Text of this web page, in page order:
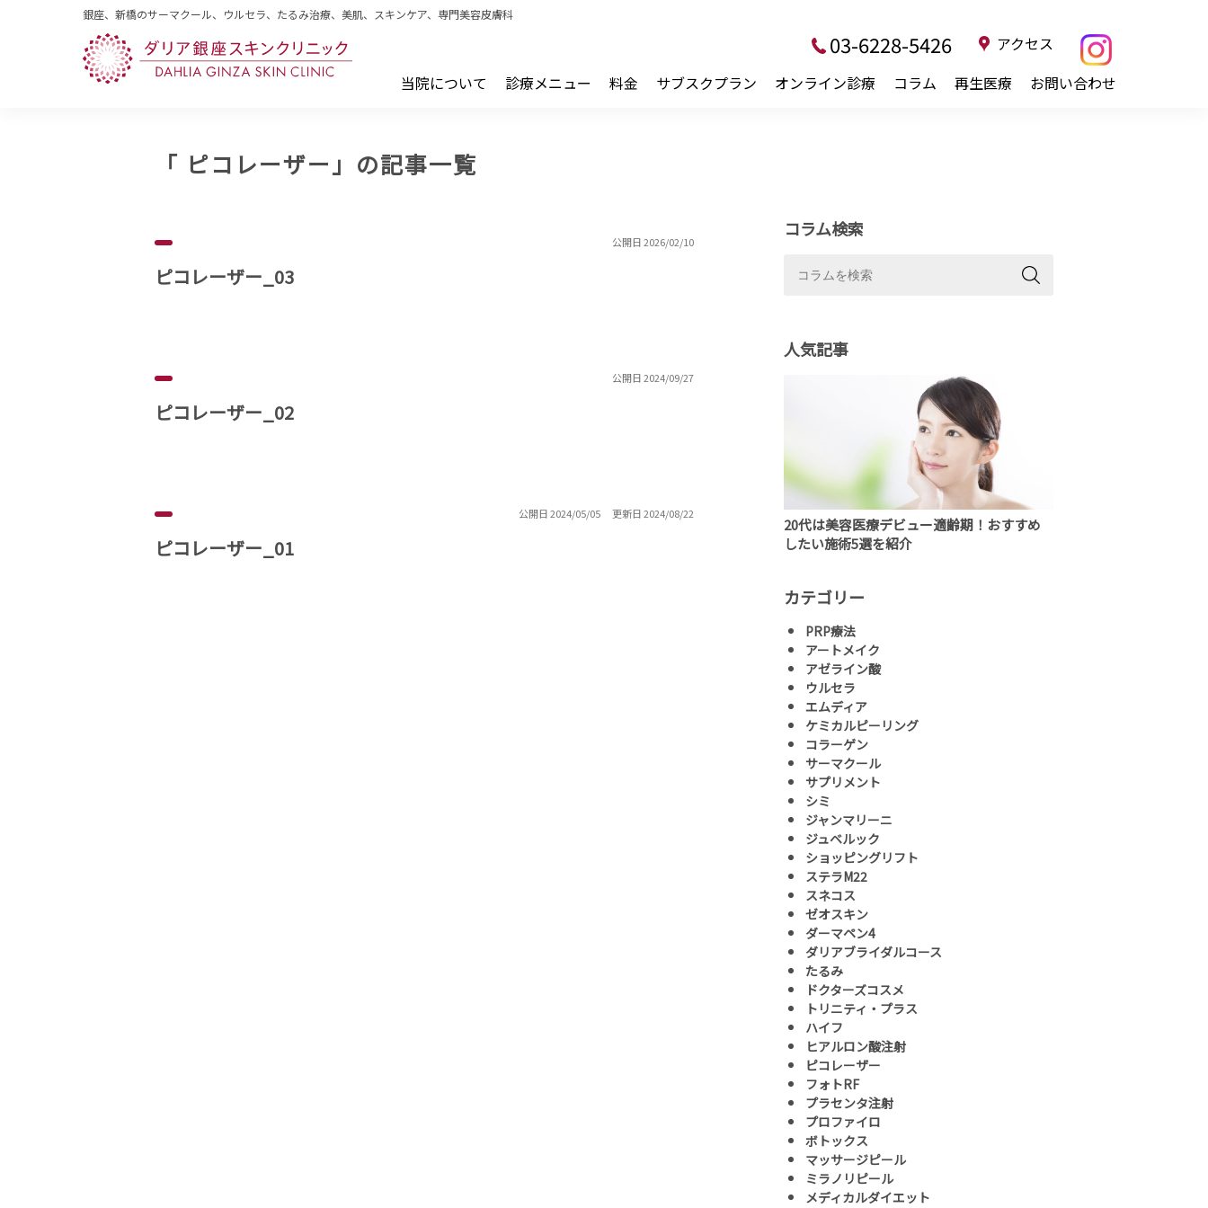
銀座、新橋のサーマクール、ウルセラ、たるみ治療、美肌、スキンケア、専門美容皮膚科
当院について 診療メニュー 料金 サブスクプラン オンライン診療 コラム 再生医療 お問い合わせ
03-6228-5426 アクセス
「 ピコレーザー」の記事一覧
公開日 2026/02/10
ピコレーザー_03
公開日 2024/09/27
ピコレーザー_02
公開日 2024/05/05 更新日 2024/08/22
ピコレーザー_01
コラム検索
人気記事
20代は美容医療デビュー適齢期！おすすめ
したい施術5選を紹介
カテゴリー
PRP療法
アートメイク
アゼライン酸
ウルセラ
エムディア
ケミカルピーリング
コラーゲン
サーマクール
サプリメント
シミ
ジャンマリーニ
ジュベルック
ショッピングリフト
ステラM22
スネコス
ゼオスキン
ダーマペン4
ダリアブライダルコース
たるみ
ドクターズコスメ
トリニティ・プラス
ハイフ
ヒアルロン酸注射
ピコレーザー
フォトRF
プラセンタ注射
プロファイロ
ボトックス
マッサージピール
ミラノリピール
メディカルダイエット